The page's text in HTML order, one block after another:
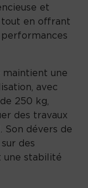
et
tout en offrant
maintient une
avec
250 kg,
des travaux
Son dévers de
des
une stabilité